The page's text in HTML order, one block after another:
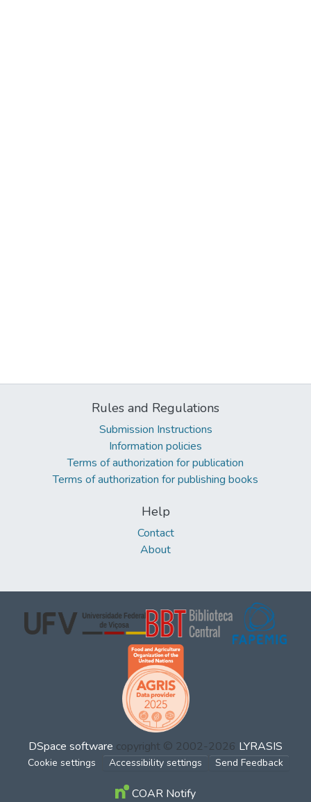
Rules and Regulations
Submission Instructions
Information policies
Terms of authorization for publication
Terms of authorization for publishing books
Help
Contact
About
DSpace software copyright © 2002-2026 LYRASIS
Cookie settings Accessibility settings Send Feedback
COAR Notify